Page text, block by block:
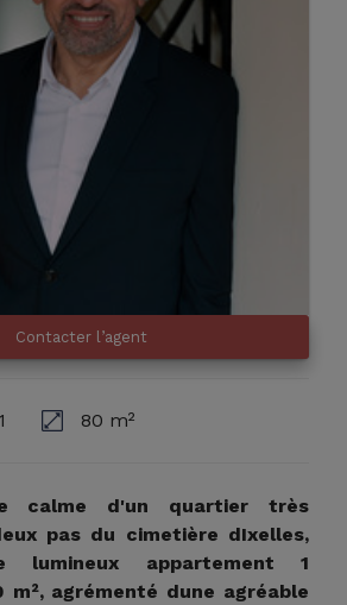
Contacter l’agent
1 80 m²
calme d'un quartier très
pas du cimetière dIxelles,
lumineux appartement 1
m², agrémenté dune agréable